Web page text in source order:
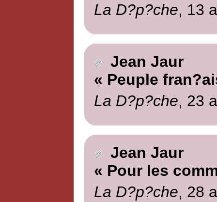
La D?p?che, 13
Jean Jaur
« Peuple
La D?p?che, 23
Jean Jaur
« Pour les
La D?p?che, 28